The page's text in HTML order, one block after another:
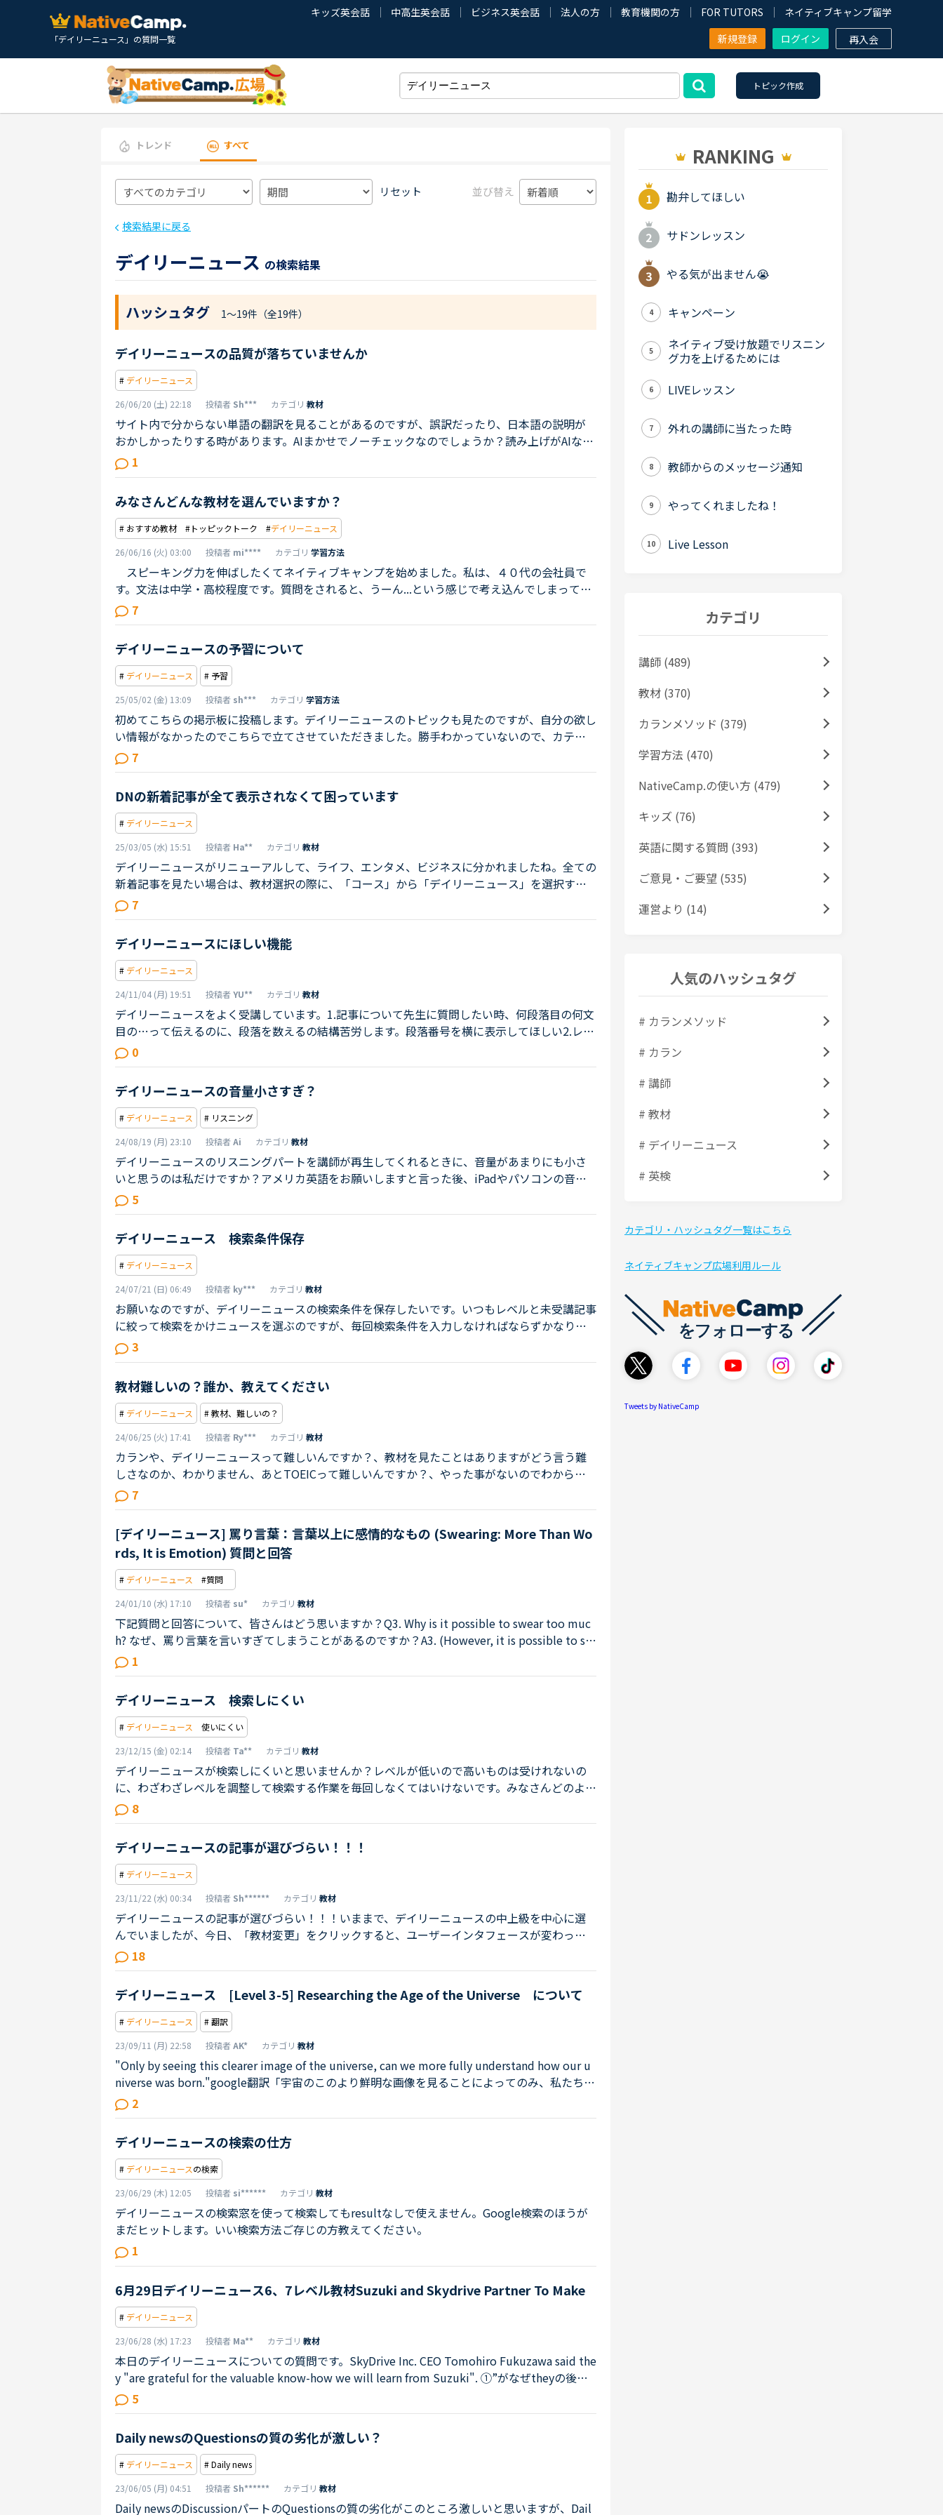
「デイリーニュース」の質問一覧
キッズ英会話 中高生英会話 ビジネス英会話 法人の方 教育機関の方 FOR TUTORS
ネイティブキャンプ留学
新規登録
ログイン 再入会
トピック作成
トレンド すべて
リセット 並び替え
検索結果に戻る
デイリーニュース の検索結果
ハッシュタグ 1〜19件（全19件）
デイリーニュースの品質が落ちていませんか
# デイリーニュース
26/06/20 (土) 22:18
投稿者 Sh*** カテゴリ 教材
サイト内で分からない単語の翻訳を見ることがあるのですが、誤訳だったり、日本語の説明が
おかしかったりする時があります。AIまかせでノーチェックなのでしょうか？読み上げがAIなの
はもう諦めていますが、QandAも不自然だったり同じような質問ばかりだったりして、以前と
比較すると落ちているように思います。信頼できるソースから引用してほしいですし、人の目で
見て教材のクオリティはある程度たもってほしいです。
1
みなさんどんな教材を選んでいますか？
# おすすめ教材 #トッピックトーク #デイリーニュース
26/06/16 (火) 03:00
投稿者 mi**** カテゴリ 学習方法
スピーキング力を伸ばしたくてネイティブキャンプを始めました。私は、４０代の会社員で
す。文法は中学・高校程度です。質問をされると、うーん...という感じで考え込んでしまってな
かなか回答が出てきません。そして、レッスンが終わった後に、「あれも言えたな。こうやっ
て言えばよかった」といつも後悔しています。 瞬間的に英語の文章を作るのが苦手なのです
人十色でした。 最近の先生に言われたのは、トピックトークです。 デイリー...
7
デイリーニュースの予習について
# デイリーニュース
# 予習
25/05/02 (金) 13:09
投稿者 sh*** カテゴリ 学習方法
初めてこちらの掲示板に投稿します。デイリーニュースのトピックも見たのですが、自分の欲し
い情報がなかったのでこちらで立てさせていただきました。勝手わかっていないので、カテゴ
リが違う等なにか粗相してたら申し訳ないです。カウンセリングでデイリーニュースを勧めら
れ、何度か受けました。リスニングパートが難しく、聞き取れていないのでもう一度同じニュ
ースで受けてみてもやはり理解しきれず、もどかしさがあります。そこでみなさまに質問です。
デイリーニュースの予習どのくらいしていますか？授業受ける前に記事に目は通...
7
DNの新着記事が全て表示されなくて困っています
# デイリーニュース
25/03/05 (水) 15:51
投稿者 Ha** カテゴリ 教材
デイリーニュースがリニューアルして、ライフ、エンタメ、ビジネスに分かれましたね。全ての
新着記事を見たい場合は、教材選択の際に、「コース」から「デイリーニュース」を選択すれ
ば今までどおり、全ての新着記事を見られるとのことですが、私の場合は、そのように教材を
選択しても、一部の記事が欠落して表示されません。カテゴリーを限定するような設定もして
ません。とても不便で困っています。AndroidアプリとPCのChrome、どちらもです。みなさん
は、全ての新着記事が表示されていますか？どうか教えてください。
7
デイリーニュースにほしい機能
# デイリーニュース
24/11/04 (月) 19:51
投稿者YU** カテゴリ 教材
デイリーニュースをよく受講しています。1.記事について先生に質問したい時、何段落目の何文
目の…って伝えるのに、段落を数えるの結構苦労します。段落番号を横に表示してほしい2.レッ
スン中、音源を聞きながら、あるいは音読しながら、（ここよくわからないからあとで聞こ
う）と思っていてもすぐに見失ってしまいます。PDFのように、マウスでアンダーライン引けた
りするといいのに。もちろん、事前に記事をプリントしておいたりすれば解決なのでしょう
が、気軽に受講できるのがいいところだと思うので、機能追加されたらうれしいな。...
0
デイリーニュースの音量小さすぎ？
# デイリーニュース
# リスニング
24/08/19 (月) 23:10
投稿者Ai カテゴリ 教材
デイリーニュースのリスニングパートを講師が再生してくれるときに、音量があまりにも小さ
いと思うのは私だけですか？アメリカ英語をお願いしますと言った後、iPadやパソコンの音量
maxにしてもオーディオの音が小さすぎます。皆さんどうやって対応されてますか？それでなく
ても、不慣れな英語なのに、小さいと余計に聞き取れません。。。
5
デイリーニュース 検索条件保存
# デイリーニュース
24/07/21 (日) 06:49
投稿者 ky*** カテゴリ 教材
お願いなのですが、デイリーニュースの検索条件を保存したいです。いつもレベルと未受講記事
に絞って検索をかけニュースを選ぶのですが、毎回検索条件を入力しなければならずかなり面
倒です。PCを使用しています。もし保存する方法がすでにあれば教えていただけるとありがた
いです。よろしくお願いいたします。
3
教材難しいの？誰か、教えてください
# デイリーニュース
# 教材、難しいの？
24/06/25 (火) 17:41
投稿者 Ry*** カテゴリ 教材
カランや、デイリーニュースって難しいんですか？、教材を見たことはありますがどう言う難
しさなのか、わかりません、あとTOEICって難しいんですか？、やった事がないのでわからな
くて、誰か、教えてくれませんか？。あと、ネイティブキャンプで一番簡単な教材ってなんです
か？これも、できれば一番難しい教材も教えてください！！。
7
[デイリーニュース] 罵り言葉：言葉以上に感情的なもの (Swearing: More Than Wo
rds, It is Emotion) 質問と回答
# デイリーニュース
#質問
24/01/10 (水) 17:10
投稿者 su* カテゴリ 教材
下記質問と回答について、皆さんはどう思いますか？Q3. Why is it possible to swear too muc
h? なぜ、罵り言葉を言いすぎてしまうことがあるのですか？A3. (However, it is possible to sw
ear too much.) People who use a lot of expletives reported that they stopped having a pain
-killing effect. しかし、悪態をつきすぎることもある。 悪態を多用する人は、鎮痛
が、、、そもそもこの記事に回答なくない？質問であ...
1
デイリーニュース 検索しにくい
# デイリーニュース
使いにくい
23/12/15 (金) 02:14
投稿者 Ta** カテゴリ 教材
デイリーニュースが検索しにくいと思いませんか？レベルが低いので高いものは受けれないの
に、わざわざレベルを調整して検索する作業を毎回しなくてはいけないです。みなさんどのよう
にしていますか？
8
デイリーニュースの記事が選びづらい！！！
# デイリーニュース
23/11/22 (水) 00:34
投稿者 Sh****** カテゴリ 教材
デイリーニュースの記事が選びづらい！！！いままで、デイリーニュースの中上級を中心に選
んでいましたが、今日、「教材変更」をクリックすると、ユーザーインタフェースが変わって
いて、今までは、初級・中上級とも、日付順にならんでいましたが、そういうソートができな
くなっています。これは、「不具合」です。至急、直してほしい！！！
18
デイリーニュース [Level 3-5] Researching the Age of the Universe について
# デイリーニュース
# 翻訳
23/09/11 (月) 22:58
投稿者AK* カテゴリ 教材
"Only by seeing this clearer image of the universe, can we more fully understand how our u
niverse was born."google翻訳「宇宙のこのより鮮明な画像を見ることによってのみ、私たちの
宇宙がどのように生まれたかをより完全に理解してください。」DeepL翻訳「この宇宙の鮮明
なイメージを見ることによってのみ、私たちの宇宙がどのようにして生まれたのかをより完全
に理解することができる」どちらの翻訳であったにしろ、なぜcan we ～が疑問形の翻訳になら
ないのかがわかりません。（仮に疑問形で訳しても文脈としてし...
2
デイリーニュースの検索の仕方
# デイリーニュースの検索
23/06/29 (木) 12:05
投稿者 si****** カテゴリ 教材
デイリーニュースの検索窓を使って検索してもresultなしで使えません。Google検索のほうが
まだヒットします。いい検索方法ご存じの方教えてください。
1
6月29日デイリーニュース6、7レベル教材Suzuki and Skydrive Partner To Make
# デイリーニュース
23/06/28 (水) 17:23
投稿者 Ma** カテゴリ 教材
本日のデイリーニュースについての質問です。SkyDrive Inc. CEO Tomohiro Fukuzawa said the
y "are grateful for the valuable know-how we will learn from Suzuki". ①”がなぜtheyの後に
ついているのか。よくみかけるのはsaidの後では？➁①に理由があるとしたら、theyはスカイ
ドライブのことを筆者が指している、それ以降は福沢さんの言葉をそのまま引用しているので
文中はweになっている。それなら、最初からSkyDrive Inc. CEO Tomohiro Fukuzawa said "We
are grateful for the valuable know-how we will learn fro...
5
Daily newsのQuestionsの質の劣化が激しい？
# デイリーニュース
# Daily news
23/06/05 (月) 04:51
投稿者 Sh****** カテゴリ 教材
Daily newsのDiscussionパートのQuestionsの質の劣化がこのところ激しいと思いますが、Dail
RANKING
勘弁してほしい
サドンレッスン
やる気が出ません😭
4 キャンペーン
5
ネイティブ受け放題でリスニン
グ力を上げるためには
6 LIVEレッスン
7 外れの講師に当たった時
8 教師からのメッセージ通知
9 やってくれましたね！
10 Live Lesson
カテゴリ
講師 (489)
教材 (370)
カランメソッド (379)
学習方法 (470)
NativeCamp.の使い方 (479)
キッズ (76)
英語に関する質問 (393)
ご意見・ご要望 (535)
運営より (14)
人気のハッシュタグ
# カランメソッド
# カラン
# 講師
# 教材
# デイリーニュース
# 英検
カテゴリ・ハッシュタグ一覧はこちら
ネイティブキャンプ広場利用ルール
Tweets by NativeCamp